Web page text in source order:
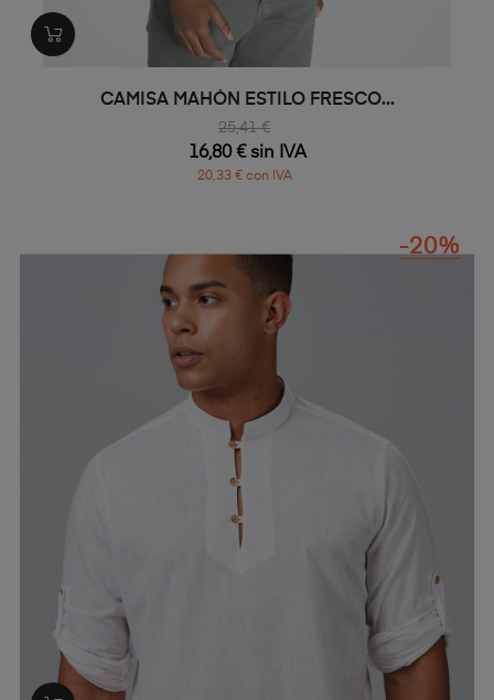
CAMISA MAHÓN ESTILO FRESCO...
25,41 €
16,80 € sin IVA
20,33 € con IVA
-20%